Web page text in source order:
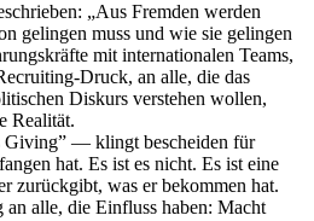
„Aus Fremden werden
gelingen muss und wie sie gelingen
mit internationalen Teams,
Druck, an alle, die das
Diskurs verstehen wollen,
Realität.
— klingt bescheiden für
hat. Es ist es nicht. Es ist eine
zurückgibt, was er bekommen hat.
alle, die Einfluss haben: Macht